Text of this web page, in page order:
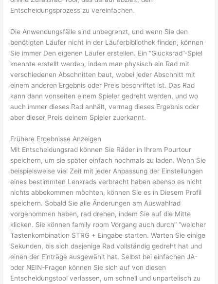
Entscheidungsprozess zu vereinfachen.
Die Anwendungsfälle sind unbegrenzt, und wenn Sie den
benötigten Läufer nicht in der Läuferbibliothek finden, können
Sie immer Den eigenen Läufer erstellen. Ein “Glücksrad”-Spiel
koennte erstellt werden, indem man physisch ein Rad mit
verschiedenen Abschnitten baut, wobei jeder Abschnitt mit
einem anderen Ergebnis oder Preis beschriftet ist. Das Rad
kann dann vonseiten einem Spieler gedreht werden, und wo
auch immer dieses Rad anhält, vermag dieses Ergebnis oder
aber dieser Preis deinem Spieler zuerkannt.
Frühere Ergebnisse Anzeigen
Mit Entscheidungsrad können Sie Räder in Ihrem Pourtour
speichern, um sie später einfach nochmals zu laden. Wenn Sie
beispielsweise viel Zeit mit jeder Anpassung der Einstellungen
eines bestimmten Lenkrads verbracht haben ebenso es nicht
nichts abbekommen möchten, können Sie es in Diesem Profil
speichern. Sobald Sie alle Änderungen am Auswahlrad
vorgenommen haben, rad drehen, indem Sie auf die Mitte
klicken. Sie können family room Vorgang auch durch” “welcher
Tastenkombination STRG + Eingabe starten. Warten Sie einige
Sekunden, bis sich dasjenige Rad vollständig gedreht hat und
einen der Einträge ausgewählt hat. Selbst bei einfachen JA-
oder NEIN-Fragen können Sie sich auf von diesen
Entscheidungstool verlassen, um schnell und unparteiisch zu